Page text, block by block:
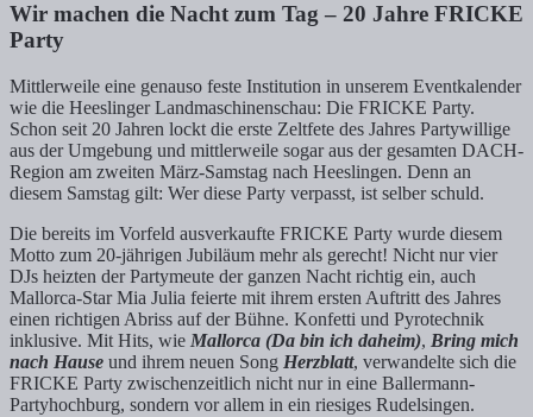
Wir machen die Nacht zum Tag – 20 Jahre FRICKE
Party
Mittlerweile eine genauso feste Institution in unserem Eventkalender
wie die Heeslinger Landmaschinenschau: Die FRICKE Party.
Schon seit 20 Jahren lockt die erste Zeltfete des Jahres Partywillige
aus der Umgebung und mittlerweile sogar aus der gesamten DACH-
Region am zweiten März-Samstag nach Heeslingen. Denn an
diesem Samstag gilt: Wer diese Party verpasst, ist selber schuld.
Die bereits im Vorfeld ausverkaufte FRICKE Party wurde diesem
Motto zum 20-jährigen Jubiläum mehr als gerecht! Nicht nur vier
DJs heizten der Partymeute der ganzen Nacht richtig ein, auch
Mallorca-Star Mia Julia feierte mit ihrem ersten Auftritt des Jahres
einen richtigen Abriss auf der Bühne. Konfetti und Pyrotechnik
inklusive. Mit Hits, wie Mallorca (Da bin ich daheim), Bring mich
nach Hause und ihrem neuen Song Herzblatt, verwandelte sich die
FRICKE Party zwischenzeitlich nicht nur in eine Ballermann-
Partyhochburg, sondern vor allem in ein riesiges Rudelsingen.